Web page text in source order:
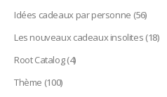
Idées cadeaux par personne (56)
Les nouveaux cadeaux insolites(18)
Root Catalog(4)
Thème (100)